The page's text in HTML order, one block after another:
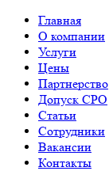
Главная
О компании
Услуги
Цены
Партнерство
Допуск СРО
Статьи
Сотрудники
Вакансии
Контакты